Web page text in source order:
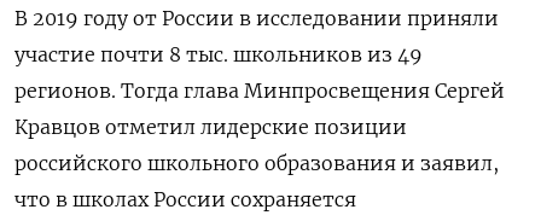
В 2019 году от России в исследовании приняли
участие почти 8 тыс. школьников из 49
регионов. Тогда глава Минпросвещения Сергей
Кравцов отметил лидерские позиции
российского школьного образования и заявил,
что в школах России сохраняется